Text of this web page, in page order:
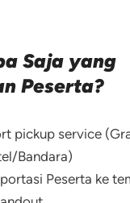
Saja yang
Peserta?
pickup service
Bandara)
Peserta ke